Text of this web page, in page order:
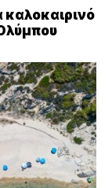
καλοκαιρινό